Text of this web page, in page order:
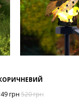
грн 520грн